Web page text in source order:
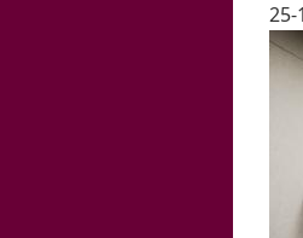
25-